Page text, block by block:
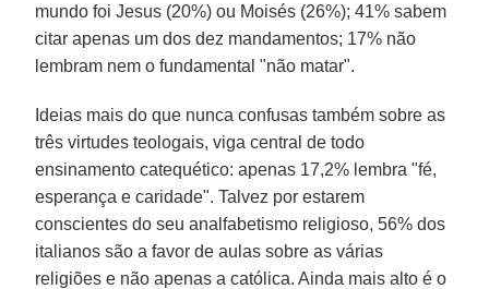
mundo foi Jesus (20%) ou Moisés (26%); 41% sabem
citar apenas um dos dez mandamentos; 17% não
lembram nem o fundamental "não matar".
Ideias mais do que nunca confusas também sobre as
três virtudes teologais, viga central de todo
ensinamento catequético: apenas 17,2% lembra "fé,
esperança e caridade". Talvez por estarem
conscientes do seu analfabetismo religioso, 56% dos
italianos são a favor de aulas sobre as várias
religiões e não apenas a católica. Ainda mais alto é o